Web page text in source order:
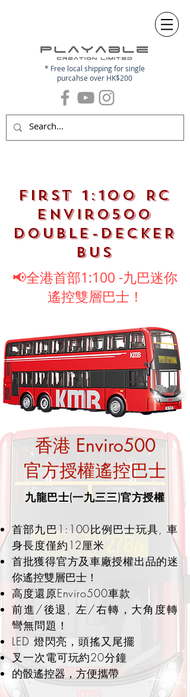
* Free local shipping for single
purcahse over HK$200
First 1:100 RC
Enviro500
DOUBLE-DECKER
BUS
香港 Enviro500
官方授權遙控巴士
九龍巴士(一九三三)官方授權
首部九巴1:100比例巴士玩具, 車
身長度僅約12厘米
首批獲得官方及車廠授權出品的迷
你遙控雙層巴士！
高度還原Enviro500車款
前進/後退, 左/右轉， 大角度轉
彎無問題！
LED 燈閃亮，頭搖又尾擺
​叉一次電可玩約20分鐘
​的骰遙控器，方便攜帶
📢全港首部1:100 -九巴迷你
遙控雙層巴士！